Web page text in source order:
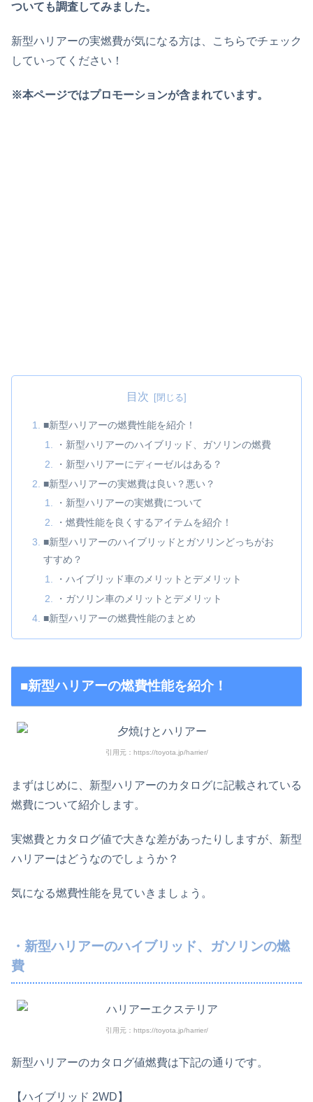
ついても調査してみました。
新型ハリアーの実燃費が気になる方は、こちらでチェック
していってください！
※本ページではプロモーションが含まれています。
目次
■新型ハリアーの燃費性能を紹介！
・新型ハリアーのハイブリッド、ガソリンの燃費
・新型ハリアーにディーゼルはある？
■新型ハリアーの実燃費は良い？悪い？
・新型ハリアーの実燃費について
・燃費性能を良くするアイテムを紹介！
■新型ハリアーのハイブリッドとガソリンどっちがお
すすめ？
・ハイブリッド車のメリットとデメリット
・ガソリン車のメリットとデメリット
■新型ハリアーの燃費性能のまとめ
■新型ハリアーの燃費性能を紹介！
引用元：https://toyota.jp/harrier/
まずはじめに、新型ハリアーのカタログに記載されている
燃費について紹介します。
実燃費とカタログ値で大きな差があったりしますが、新型
ハリアーはどうなのでしょうか？
気になる燃費性能を見ていきましょう。
・新型ハリアーのハイブリッド、ガソリンの燃
費
引用元：https://toyota.jp/harrier/
新型ハリアーのカタログ値燃費は下記の通りです。
【ハイブリッド 2WD】